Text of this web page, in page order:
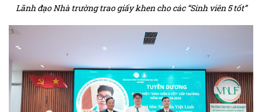
Lãnh đạo Nhà trường trao giấy khen cho các “Sinh viên 5 tốt”